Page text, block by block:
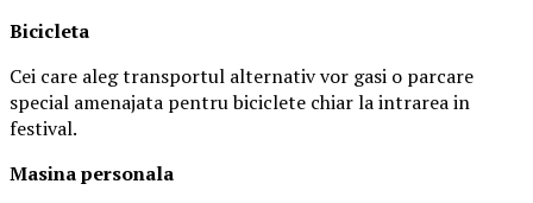
Bicicleta
Cei care aleg transportul alternativ vor gasi o parcare
special amenajata pentru biciclete chiar la intrarea in
festival.
Masinapersonala